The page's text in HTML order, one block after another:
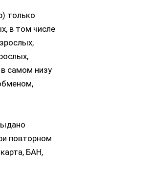
только
в том числе
в самом низу
повторном
БАН,